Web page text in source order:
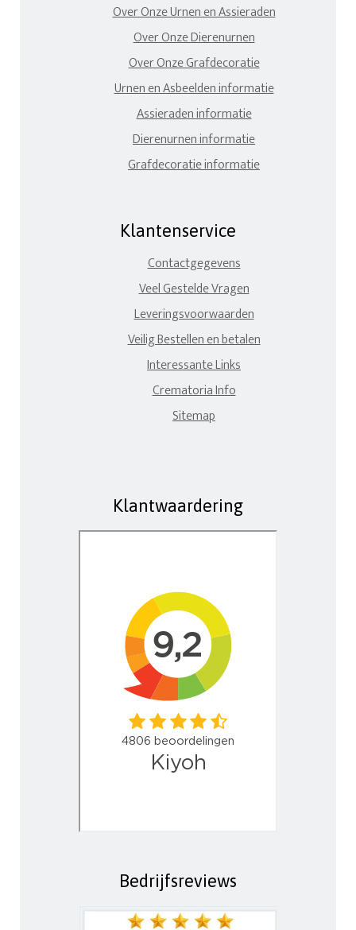
Over Onze Urnen en Assieraden
Over Onze Dierenurnen
Over Onze Grafdecoratie
Urnen en Asbeelden informatie
Assieraden informatie
Dierenurnen informatie
Grafdecoratie informatie
Klantenservice
Contactgegevens
Veel Gestelde Vragen
Leveringsvoorwaarden
Veilig Bestellen en betalen
Interessante Links
Crematoria Info
Sitemap
Klantwaardering
Bedrijfsreviews